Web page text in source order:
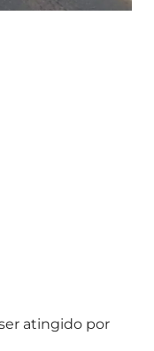
atingido por